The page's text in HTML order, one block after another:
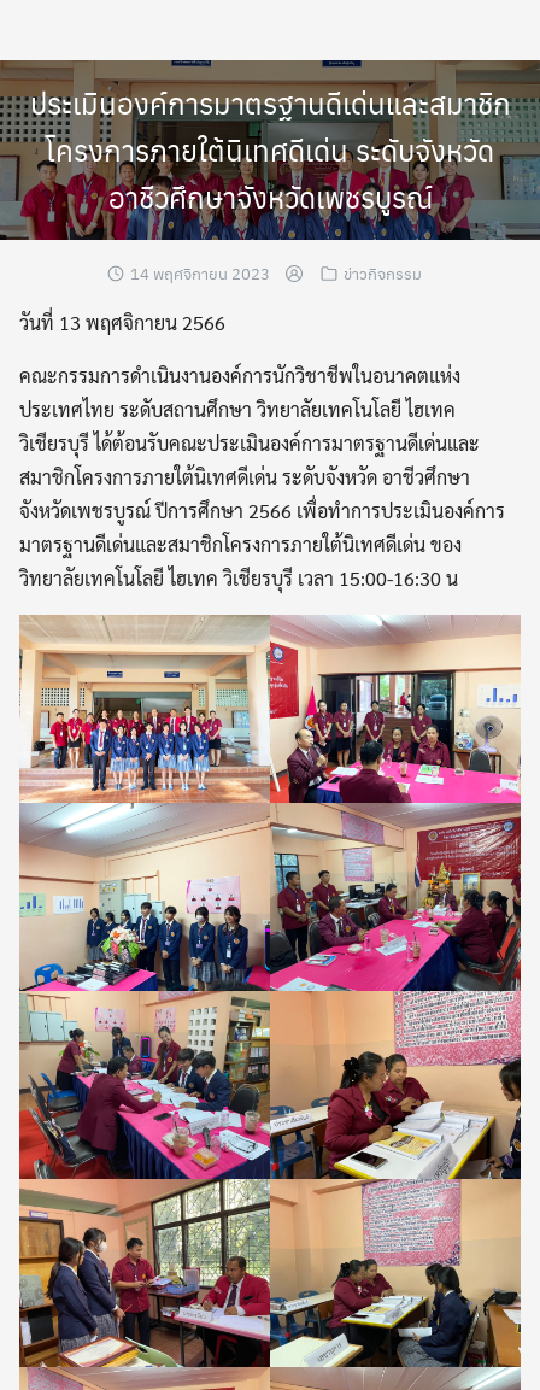
content
ประเมินองค์การมาตรฐานดีเด่นและสมาชิก
โครงการภายใต้นิเทศดีเด่น ระดับจังหวัด
อาชีวศึกษาจังหวัดเพชรบูรณ์
14 พฤศจิกายน 2023 ข่าวกิจกรรม
วันที่ 13 พฤศจิกายน 2566
คณะกรรมการดำเนินงานองค์การนักวิชาชีพในอนาคตแห่ง
ประเทศไทย ระดับสถานศึกษา วิทยาลัยเทคโนโลยี ไฮเทค
วิเชียรบุรี ได้ต้อนรับคณะประเมินองค์การมาตรฐานดีเด่นและ
สมาชิกโครงการภายใต้นิเทศดีเด่น ระดับจังหวัด อาชีวศึกษา
จังหวัดเพชรบูรณ์ ปีการศึกษา 2566 เพื่อทำการประเมินองค์การ
มาตรฐานดีเด่นและสมาชิกโครงการภายใต้นิเทศดีเด่น ของ
วิทยาลัยเทคโนโลยี ไฮเทค วิเชียรบุรี เวลา 15:00-16:30 น